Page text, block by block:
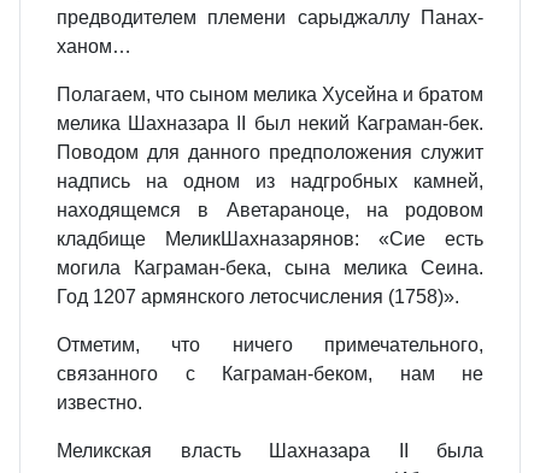
предводителем племени сарыджаллу Панах-
ханом…
Полагаем, что сыном мелика Хусейна и братом
мелика Шахназара II был некий Каграман-бек.
Поводом для данного предположения служит
надпись на одном из надгробных камней,
находящемся в Аветараноце, на родовом
кладбище МеликШахназарянов: «Сиe есть
могила Каграман-бека, сына мелика Сеина.
Год 1207 армянского летосчисления (1758)».
Отметим, что ничего примечательного,
связанного с Каграман-беком, нам не
известно.
Меликская власть Шахназара II была